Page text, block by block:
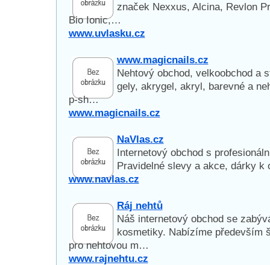
značek Nexxus, Alcina, Revlon
Bio Ionic,…
www.uvlasku.cz
www.magicnails.cz
Nehtový obchod, velkoobchod a
gely, akrygel, akryl, barevné a
p-sh…
www.magicnails.cz
NaVlas.cz
Internetový obchod s
Pravidelné slevy a akce, dárky k
www.navlas.cz
Ráj nehtů
Náš internetový obchod se
kosmetiky. Nabízíme především
pro nehtovou m…
www.rajnehtu.cz